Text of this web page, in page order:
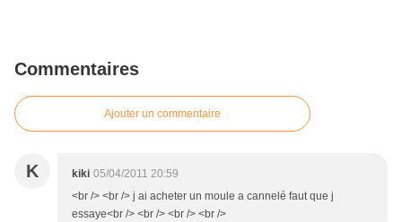
Commentaires
Ajouter un commentaire
K kiki 05/04/2011 20:59
<br /> <br /> j ai acheter un moule a cannelé faut que j
essaye<br /> <br /> <br /> <br />